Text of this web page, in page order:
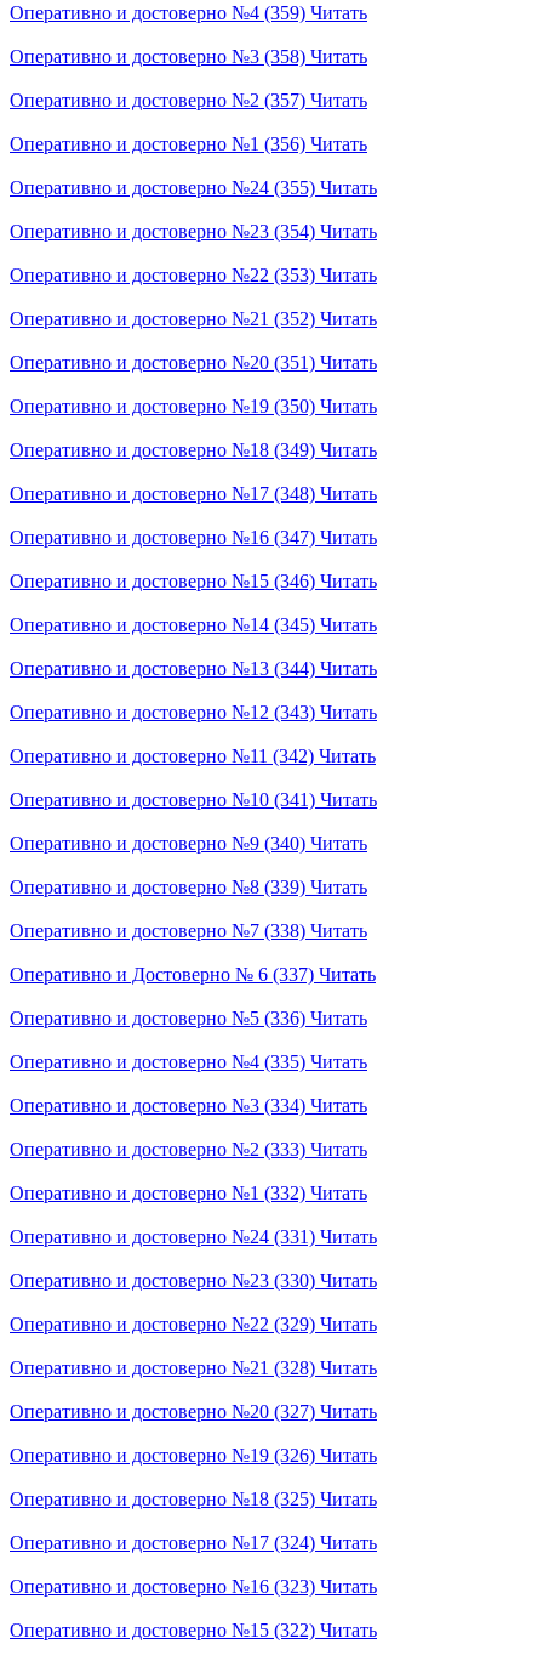
Оперативно и достоверно №4 (359) Читать
Оперативно и достоверно №3 (358) Читать
Оперативно и достоверно №2 (357) Читать
Оперативно и достоверно №1 (356) Читать
Оперативно и достоверно №24 (355) Читать
Оперативно и достоверно №23 (354) Читать
Оперативно и достоверно №22 (353) Читать
Оперативно и достоверно №21 (352) Читать
Оперативно и достоверно №20 (351) Читать
Оперативно и достоверно №19 (350) Читать
Оперативно и достоверно №18 (349) Читать
Оперативно и достоверно №17 (348) Читать
Оперативно и достоверно №16 (347) Читать
Оперативно и достоверно №15 (346) Читать
Оперативно и достоверно №14 (345) Читать
Оперативно и достоверно №13 (344) Читать
Оперативно и достоверно №12 (343) Читать
Оперативно и достоверно №11 (342) Читать
Оперативно и достоверно №10 (341) Читать
Оперативно и достоверно №9 (340) Читать
Оперативно и достоверно №8 (339) Читать
Оперативно и достоверно №7 (338) Читать
Оперативно и Достоверно № 6 (337) Читать
Оперативно и достоверно №5 (336) Читать
Оперативно и достоверно №4 (335) Читать
Оперативно и достоверно №3 (334) Читать
Оперативно и достоверно №2 (333) Читать
Оперативно и достоверно №1 (332) Читать
Оперативно и достоверно №24 (331) Читать
Оперативно и достоверно №23 (330) Читать
Оперативно и достоверно №22 (329) Читать
Оперативно и достоверно №21 (328) Читать
Оперативно и достоверно №20 (327) Читать
Оперативно и достоверно №19 (326) Читать
Оперативно и достоверно №18 (325) Читать
Оперативно и достоверно №17 (324) Читать
Оперативно и достоверно №16 (323) Читать
Оперативно и достоверно №15 (322) Читать